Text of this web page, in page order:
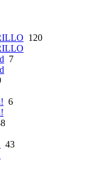
120
7
6
43